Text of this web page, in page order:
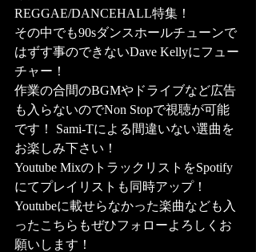
REGGAE/DANCEHALL特集！
その中でも90sダンスホールチューンで
はずす事のできないDave Kellyにフュー
チャー！
作業の合間のBGMやドライブなど広告
も入らないのでNon Stopで視聴が可能
です！ Sami-Tによる間違いない選曲を
お楽しみ下さい！
Youtube MixのトラックリストをSpotify
にてプレイリストも同時アップ！
Youtubeに載せらなかった楽曲なども入
ったこちらもぜひフォローよろしくお
願いします！